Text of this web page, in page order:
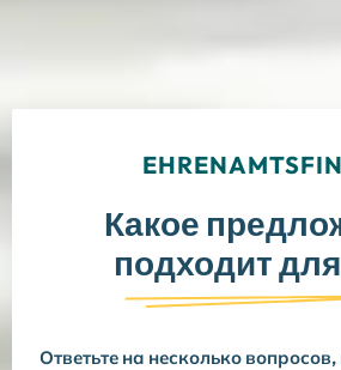
Какое
подходит
Ответьте на несколько